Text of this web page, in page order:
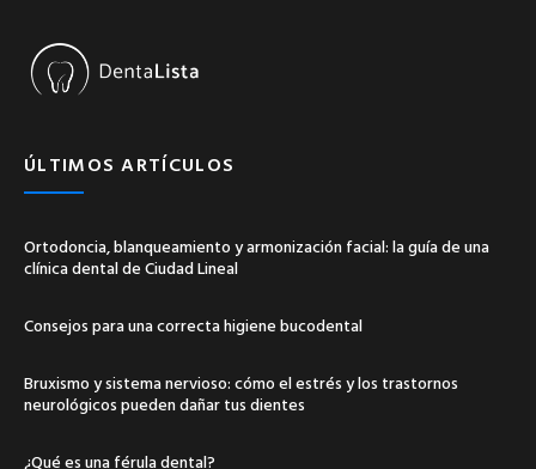
ÚLTIMOS ARTÍCULOS
Ortodoncia, blanqueamiento y armonización facial: la guía de una
clínica dental de Ciudad Lineal
Consejos para una correcta higiene bucodental
Bruxismo y sistema nervioso: cómo el estrés y los trastornos
neurológicos pueden dañar tus dientes
¿Qué es una férula dental?